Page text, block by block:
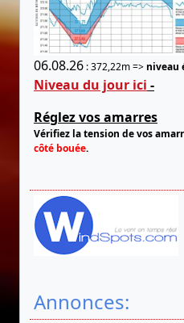
06.08.26 : 372,22m => niveau
Niveau du jour ici -
Réglez vos amarres
Vérifiez la tension de vos
côté bouée.
Annonces: